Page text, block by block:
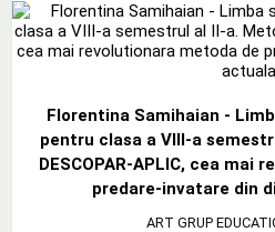
Florentina Samihaian -
pentru clasa a VIII-a
DESCOPAR-APLIC, cea mai
predare-invatare din
ART GRUP